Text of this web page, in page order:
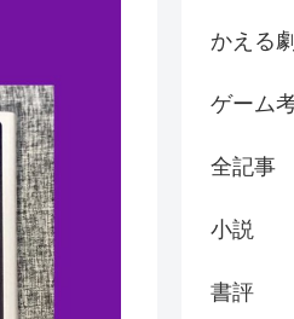
かえる
ゲーム
全記事
小説
書評